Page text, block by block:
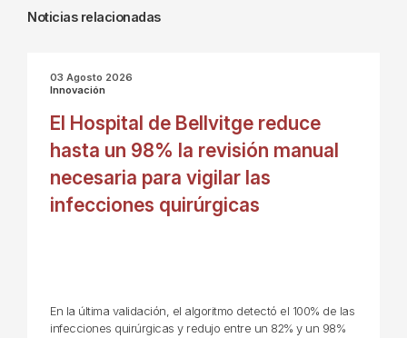
Noticias relacionadas
03 Agosto 2026
Innovación
El Hospital de Bellvitge reduce
hasta un 98% la revisión manual
necesaria para vigilar las
infecciones quirúrgicas
En la última validación, el algoritmo detectó el 100% de las
infecciones quirúrgicas y redujo entre un 82% y un 98%